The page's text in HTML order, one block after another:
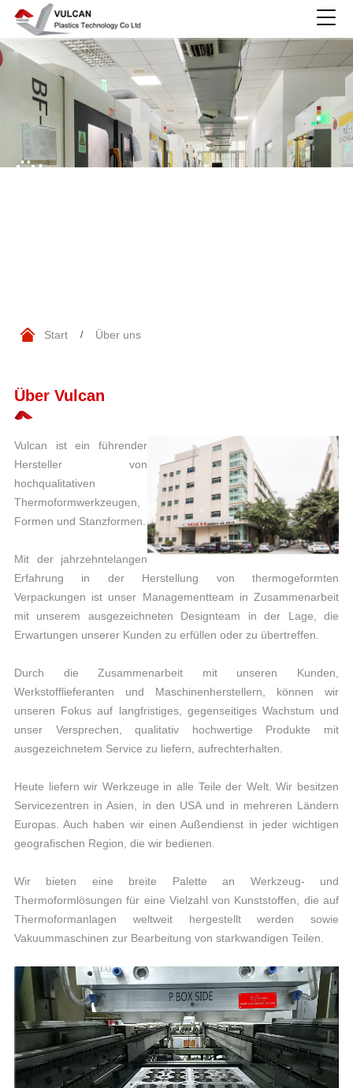
Über uns
Start / Über uns
Über Vulcan
Vulcan ist ein führender
Hersteller von
hochqualitativen
Thermoformwerkzeugen,
Formen und Stanzformen.
Mit der jahrzehntelangen
Erfahrung in der Herstellung von thermogeformten
Verpackungen ist unser Managementteam in Zusammenarbeit
mit unserem ausgezeichneten Designteam in der Lage, die
Erwartungen unserer Kunden zu erfüllen oder zu übertreffen.
Durch die Zusammenarbeit mit unseren Kunden,
Werkstofflieferanten und Maschinenherstellern, können wir
unseren Fokus auf langfristiges, gegenseitiges Wachstum und
unser Versprechen, qualitativ hochwertige Produkte mit
ausgezeichnetem Service zu liefern, aufrechterhalten.
Heute liefern wir Werkzeuge in alle Teile der Welt. Wir besitzen
Servicezentren in Asien, in den USA und in mehreren Ländern
Europas. Auch haben wir einen Außendienst in jeder wichtigen
geografischen Region, die wir bedienen.
Wir bieten eine breite Palette an Werkzeug- und
Thermoformlösungen für eine Vielzahl von Kunststoffen, die auf
Thermoformanlagen weltweit hergestellt werden sowie
Vakuummaschinen zur Bearbeitung von starkwandigen Teilen.